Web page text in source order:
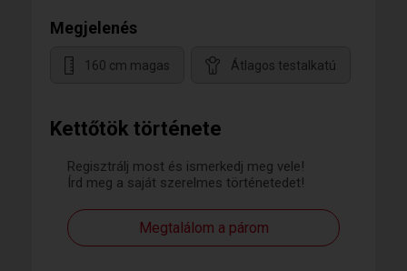
Kettőtök története
Regisztrálj most és ismerkedj meg vele!
Írd meg a saját szerelmes történetedet!
Megtalálom a párom
Megjelenés
160 cm magas Átlagos testalkatú